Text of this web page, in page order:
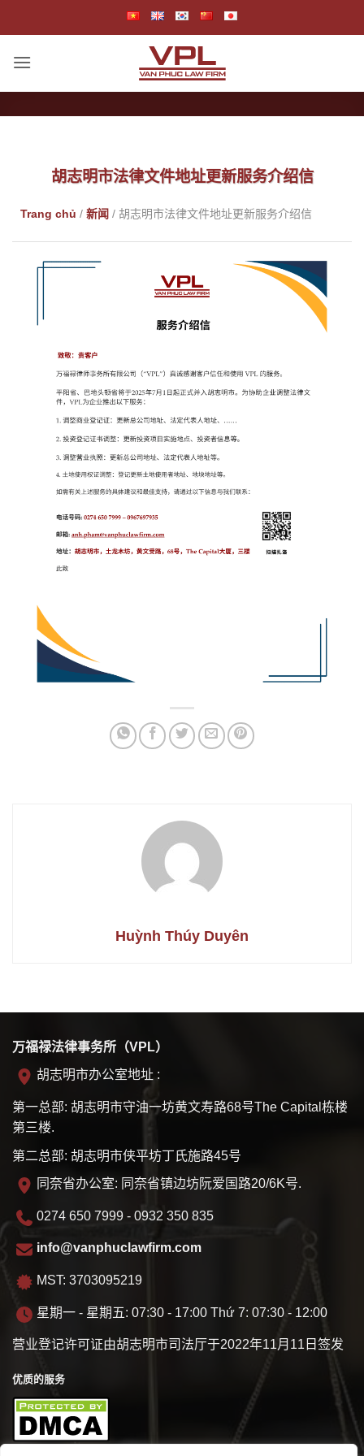
胡志明市法律文件地址更新服务介绍信
Trang chủ / 新闻 / 胡志明市法律文件地址更新服务介绍信
Huỳnh Thúy Duyên
万福禄法律事务所（VPL）
胡志明市办公室地址 :
第一总部: 胡志明市守油一坊黄文寿路68号The Capital栋楼
第三楼.
第二总部: 胡志明市侠平坊丁氏施路45号
同奈省办公室: 同奈省镇边坊阮爱国路20/6K号.
0274 650 7999 - 0932 350 835
info@vanphuclawfirm.com
MST: 3703095219
星期一 - 星期五: 07:30 - 17:00 Thứ 7: 07:30 - 12:00
营业登记许可证由胡志明市司法厅于2022年11月11日签发
优质的服务